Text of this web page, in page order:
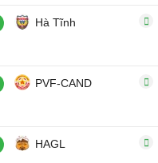
Hà Tĩnh
PVF-CAND
HAGL